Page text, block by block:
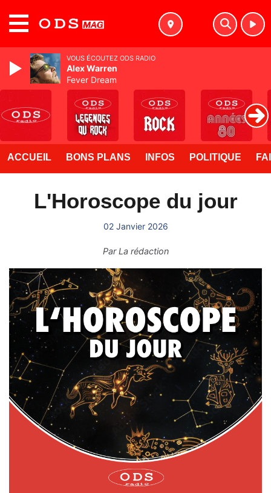
ACCUEIL BONS PLANS INFOS POLITIQUE
L'Horoscope du jour
02 Janvier 2026
ParLa rédaction
VOUS ÉCOUTEZ ODS RADIO
Alex Warren
Fever Dream